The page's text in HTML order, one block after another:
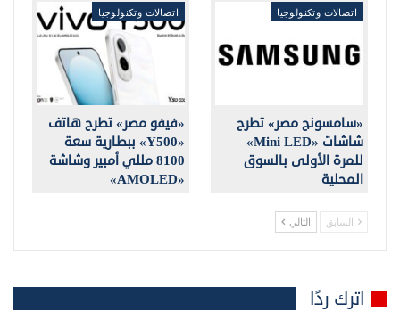
اتصالات وتكنولوجيا
«سامسونج مصر» تطرح
شاشات «Mini LED»
للمرة الأولى بالسوق
المحلية
اتصالات وتكنولوجيا
«فيفو مصر» تطرح هاتف
«Y500» ببطارية سعة
8100 مللي أمبير وشاشة
«AMOLED»
السابق التالي
اترك ردًا